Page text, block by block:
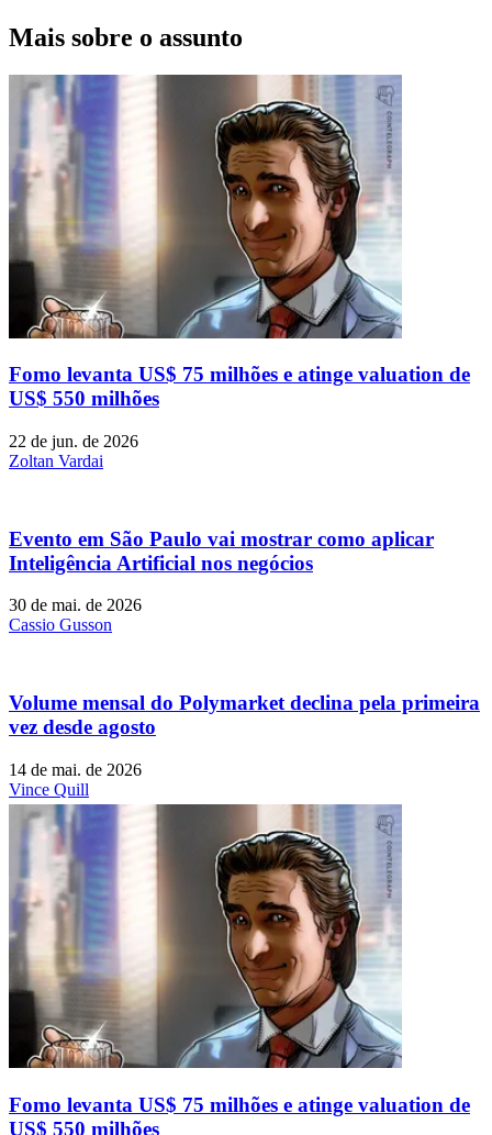
Mais sobre o assunto
Fomo levanta US$ 75 milhões e atinge valuation de
US$ 550 milhões
22 de jun. de 2026
Zoltan Vardai
Evento em São Paulo vai mostrar como aplicar
Inteligência Artificial nos negócios
30 de mai. de 2026
Cassio Gusson
Volume mensal do Polymarket declina pela primeira
vez desde agosto
14 de mai. de 2026
Vince Quill
Fomo levanta US$ 75 milhões e atinge valuation de
US$ 550 milhões